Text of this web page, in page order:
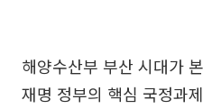
해양수산부 부산 시대가
재명 정부의 핵심 국정과